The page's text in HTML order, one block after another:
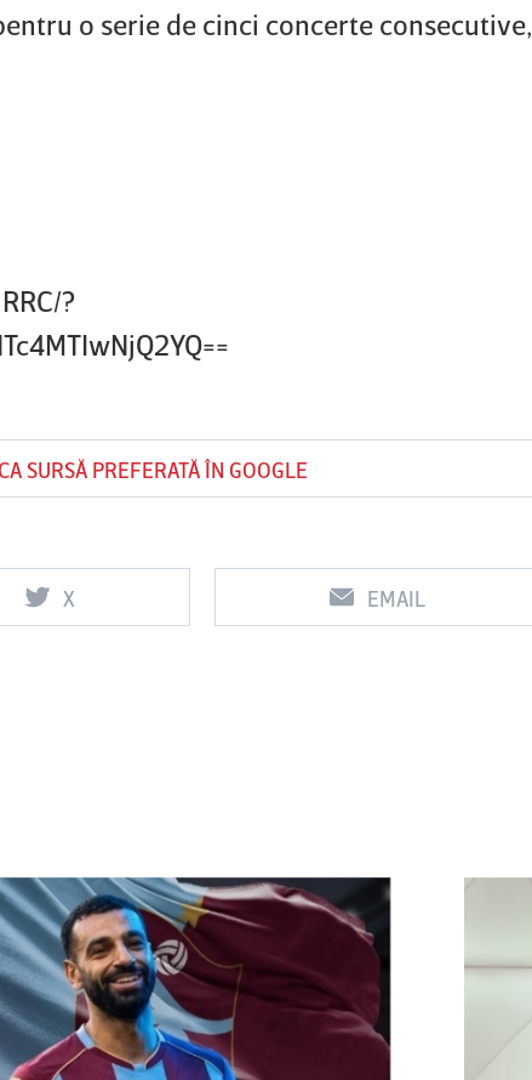
o serie de cinci concerte consecutive,
?
SURSĂ PREFERATĂ ÎN GOOGLE
X EMAIL